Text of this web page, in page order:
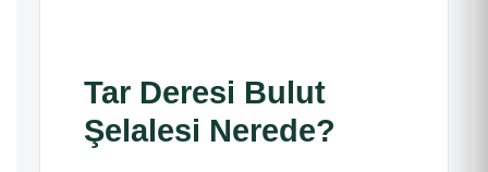
Tar Deresi Bulut
Şelalesi Nerede?